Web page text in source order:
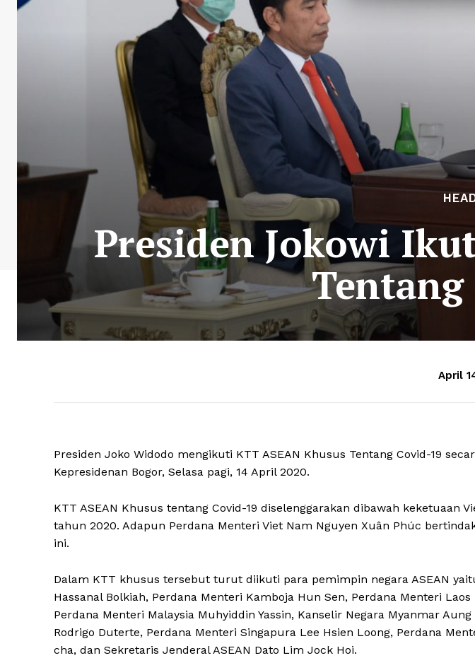
Presiden Jokowi
Tentang
April
Presiden Joko Widodo mengikuti KTT ASEAN Khusus Tentang Covid-19
Kepresidenan Bogor, Selasa pagi, 14 April 2020.
KTT ASEAN Khusus tentang Covid-19 diselenggarakan dibawah keketuaan
tahun 2020. Adapun Perdana Menteri Viet Nam Nguyen Xuân Phúc
ini.
Dalam KTT khusus tersebut turut diikuti para pemimpin negara ASEAN
Hassanal Bolkiah, Perdana Menteri Kamboja Hun Sen, Perdana Menteri
Perdana Menteri Malaysia Muhyiddin Yassin, Kanselir Negara Myanmar
Rodrigo Duterte, Perdana Menteri Singapura Lee Hsien Loong, Perdana
cha, dan Sekretaris Jenderal ASEAN Dato Lim Jock Hoi.